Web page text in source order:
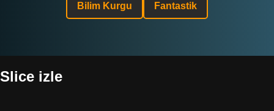
Bilim Kurgu Fantastik
Slice izle